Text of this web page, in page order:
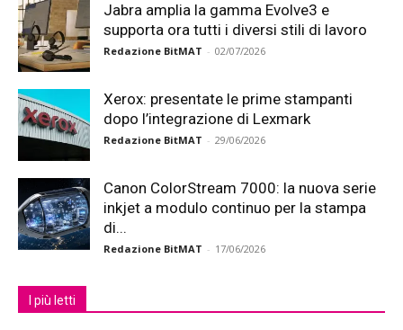
Jabra amplia la gamma Evolve3 e
supporta ora tutti i diversi stili di lavoro
Redazione BitMAT - 02/07/2026
Xerox: presentate le prime stampanti
dopo l’integrazione di Lexmark
Redazione BitMAT - 29/06/2026
Canon ColorStream 7000: la nuova serie
inkjet a modulo continuo per la stampa
di...
Redazione BitMAT - 17/06/2026
I più letti